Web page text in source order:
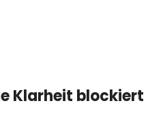
Klarheit blockiert